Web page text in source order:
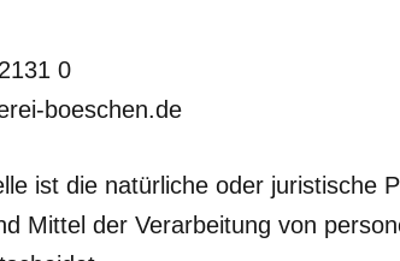
0
boeschen.de
ist die natürliche oder juristische
Mittel der Verarbeitung von